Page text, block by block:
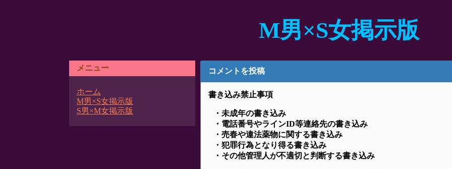
M男×S女掲示版
メニュー
ホーム
M男×S女掲示版
S男×M女掲示版
コメントを投稿
書き込み禁止事項
・未成年の書き込み
・電話番号やラインID等連絡先の書き込み
・売春や違法薬物に関する書き込み
・犯罪行為となり得る書き込み
・その他管理人が不適切と判断する書き込み